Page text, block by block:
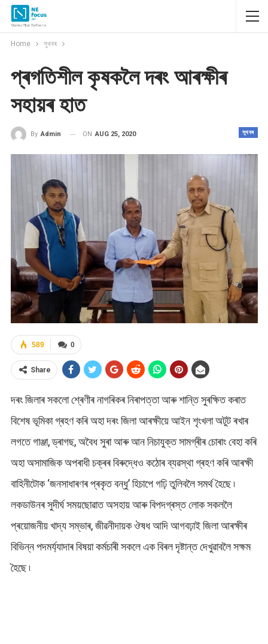
Home সুখবৰ
প্ৰগতিশীল কৃষকলৈ দৰং আৰক্ষীৰ
সহায়ৰ হাত
সুখবৰ
By Admin ON AUG 25, 2020
0
589
Share
দৰং জিলাৰ সকলো শ্ৰেণীৰ নাগৰিকৰ নিৰাপত্তা আৰু শান্তি সুৰক্ষিত কৰাত
বিশেষ ভূমিকা গ্ৰহণ কৰি অহা দৰং জিলা আৰক্ষীয়ে আইন শৃংখলা অটুট ৰখাৰ
লগতে গাঞ্জা, ড্ৰাগছ, অবৈধ সুৰা আৰু আন নিচাযুক্ত সামগ্ৰীৰ চোৰাং বেহা কৰি
অহা অসামাজিক অপৰাধী চক্ৰৰ বিৰুদ্ধেও কঠোৰ ব্যৱস্থা গ্ৰহণ কৰি আৰক্ষী
বাহিনীটোক ‘জনসাধাৰণৰ প্ৰকৃত বন্ধু’ হিচাপে গঢ়ি তুলিবলৈ সমৰ্থ হৈছে ৷
লকডাউনৰ সুদীৰ্ঘ সময়ছোৱাত অসহায় আৰু বিপদগ্ৰস্ত লোক সকললৈ
প্ৰয়োজনীয় খাদ্য সম্ভাৰ, জীৱনীদায়ক ঔষধ আদি আগবঢ়াই জিলা আৰক্ষীৰ
বিভিন্ন পদমৰ্য্যাদাৰ বিষয়া কৰ্মচাৰী সকলে এক বিৰল দৃষ্টান্ত দেখুৱাবলৈ সক্ষম
হৈছে ৷